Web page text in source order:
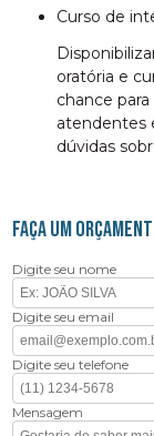
curso de
oratória e
chance
atendentes
dúvidas
FAÇA UM
Digite seu nome
Digite seu email
Digite seu telefone
Mensagem